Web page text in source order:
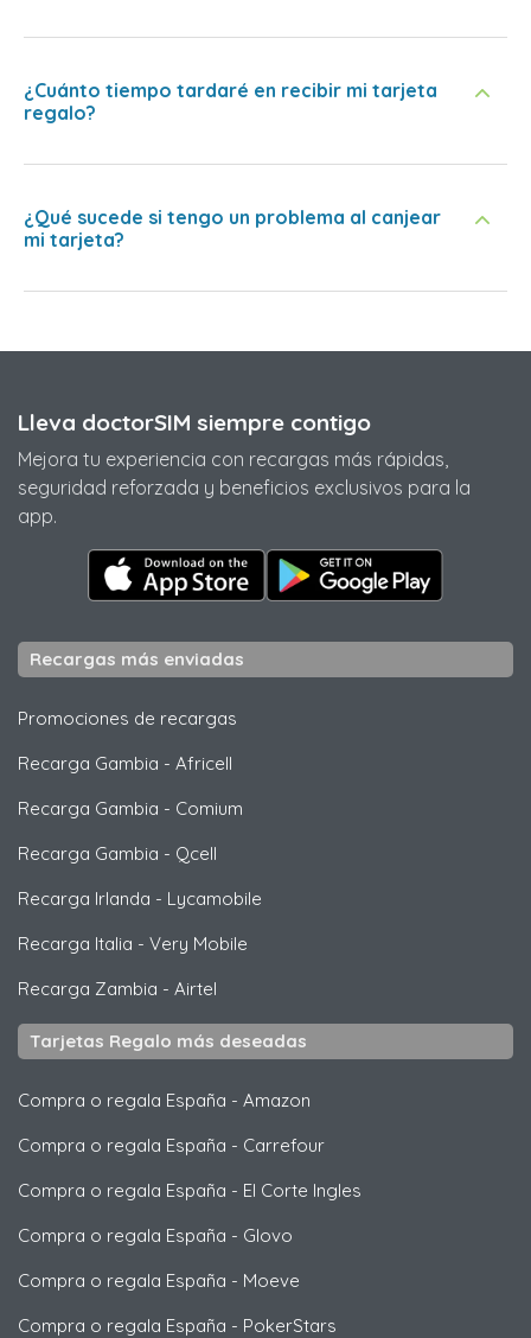
¿Cuánto tiempo tardaré en recibir mi tarjeta
regalo?
¿Qué sucede si tengo un problema al canjear
mi tarjeta?
Lleva doctorSIM siempre contigo
Mejora tu experiencia con recargas más rápidas,
seguridad reforzada y beneficios exclusivos para la
app.
Recargas más enviadas
Promociones de recargas
Recarga Gambia - Africell
Recarga Gambia - Comium
Recarga Gambia - Qcell
Recarga Irlanda - Lycamobile
Recarga Italia - Very Mobile
Recarga Zambia - Airtel
Tarjetas Regalo más deseadas
Compra o regala España - Amazon
Compra o regala España - Carrefour
Compra o regala España - El Corte Ingles
Compra o regala España - Glovo
Compra o regala España - Moeve
Compra o regala España - PokerStars